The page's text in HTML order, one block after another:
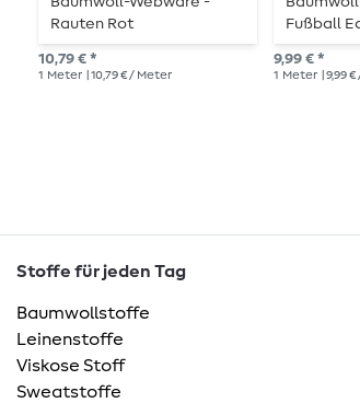
Rauten Rot
10,79 € *
1 Meter | 10,79 € / Meter
Fußball
Grasgrün
9,99 € *
1 Meter | 9,99
Stoffe für jeden Tag
Baumwollstoffe
Leinenstoffe
Viskose Stoff
Sweatstoffe